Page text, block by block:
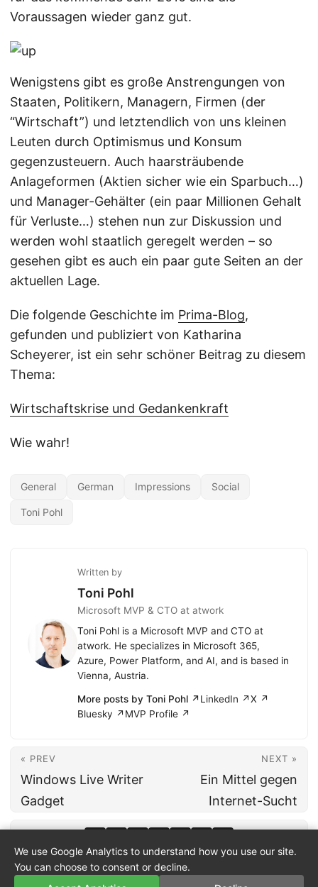
Voraussagen wieder ganz gut.
Wenigstens gibt es große Anstrengungen von
Staaten, Politikern, Managern, Firmen (der
“Wirtschaft”) und letztendlich von uns kleinen
Leuten durch Optimismus und Konsum
gegenzusteuern. Auch haarsträubende
Anlageformen (Aktien sicher wie ein Sparbuch…)
und Manager-Gehälter (ein paar Millionen Gehalt
für Verluste…) stehen nun zur Diskussion und
werden wohl staatlich geregelt werden – so
gesehen gibt es auch ein paar gute Seiten an der
aktuellen Lage.
Die folgende Geschichte im Prima-Blog,
gefunden und publiziert von Katharina
Scheyerer, ist ein sehr schöner Beitrag zu diesem
Thema:
Wirtschaftskrise und Gedankenkraft
Wie wahr!
General German Impressions Social
Toni Pohl
Written by
Toni Pohl
Microsoft MVP & CTO at atwork
Toni Pohl is a Microsoft MVP and CTO at
atwork. He specializes in Microsoft 365,
Azure, Power Platform, and AI, and is based in
Vienna, Austria.
More posts by Toni Pohl ↗LinkedIn ↗X ↗
Bluesky ↗ MVP Profile ↗
« PREV
Windows Live Writer
Gadget
NEXT »
Ein Mittel gegen
Internet-Sucht
We use Google Analytics to understand how you use our site.
You can choose to consent or decline.